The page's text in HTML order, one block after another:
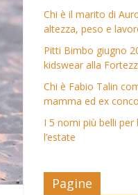
Chi è il marito di
altezza, peso e
Pitti Bimbo giugno
kidswear alla
Chi è Fabio Talin
mamma ed ex
I 5 nomi più belli
l’estate
Pagine